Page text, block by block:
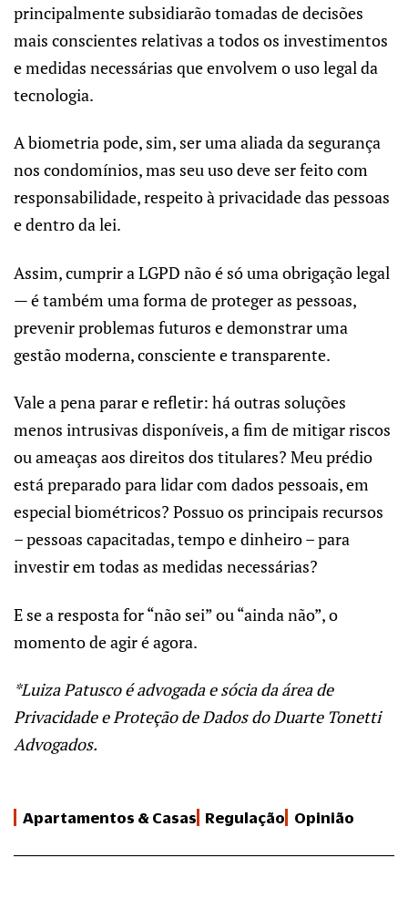
principalmente subsidiarão tomadas de decisões
mais conscientes relativas a todos os investimentos
e medidas necessárias que envolvem o uso legal da
tecnologia.
A biometria pode, sim, ser uma aliada da segurança
nos condomínios, mas seu uso deve ser feito com
responsabilidade, respeito à privacidade das pessoas
e dentro da lei.
Assim, cumprir a LGPD não é só uma obrigação legal
— é também uma forma de proteger as pessoas,
prevenir problemas futuros e demonstrar uma
gestão moderna, consciente e transparente.
Vale a pena parar e refletir: há outras soluções
menos intrusivas disponíveis, a fim de mitigar riscos
ou ameaças aos direitos dos titulares? Meu prédio
está preparado para lidar com dados pessoais, em
especial biométricos? Possuo os principais recursos
– pessoas capacitadas, tempo e dinheiro – para
investir em todas as medidas necessárias?
E se a resposta for “não sei” ou “ainda não”, o
momento de agir é agora.
*Luiza Patusco é advogada e sócia da área de
Privacidade e Proteção de Dados do Duarte Tonetti
Advogados.
Apartamentos & Casas Regulação Opinião